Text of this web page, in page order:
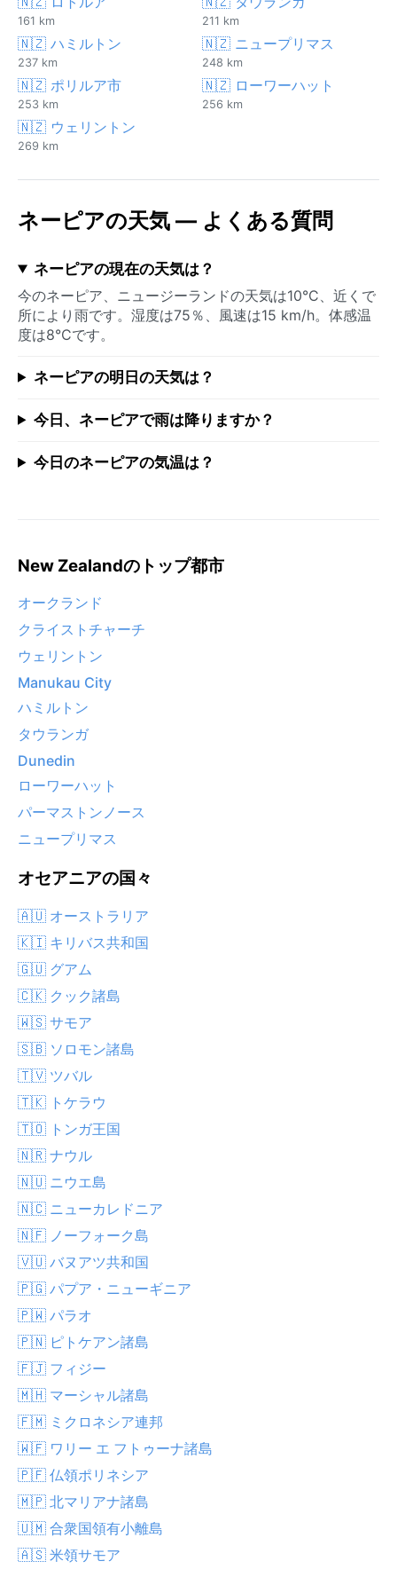
161 km 211 km
🇳🇿 ハミルトン
237 km
🇳🇿 ニュープリマス
248 km
🇳🇿 ポリルア市
253 km
🇳🇿 ローワーハット
256 km
🇳🇿 ウェリントン
269 km
ネーピアの天気 — よくある質問
ネーピアの現在の天気は？
今のネーピア、ニュージーランドの天気は10°C、近くで
所により雨です。湿度は75％、風速は15 km/h。体感温
度は8°Cです。
ネーピアの明日の天気は？
今日、ネーピアで雨は降りますか？
今日のネーピアの気温は？
New Zealandのトップ都市
オークランド
クライストチャーチ
ウェリントン
Manukau City
ハミルトン
タウランガ
Dunedin
ローワーハット
パーマストンノース
ニュープリマス
オセアニアの国々
🇦🇺 オーストラリア
🇰🇮 キリバス共和国
🇬🇺 グアム
🇨🇰 クック諸島
🇼🇸 サモア
🇸🇧 ソロモン諸島
🇹🇻 ツバル
🇹🇰 トケラウ
🇹🇴 トンガ王国
🇳🇷 ナウル
🇳🇺 ニウエ島
🇳🇨 ニューカレドニア
🇳🇫 ノーフォーク島
🇻🇺 バヌアツ共和国
🇵🇬 パプア・ニューギニア
🇵🇼 パラオ
🇵🇳 ピトケアン諸島
🇫🇯 フィジー
🇲🇭 マーシャル諸島
🇫🇲 ミクロネシア連邦
🇼🇫 ワリー エ フトゥーナ諸島
🇵🇫 仏領ポリネシア
🇲🇵 北マリアナ諸島
🇺🇲 合衆国領有小離島
🇦🇸 米領サモア